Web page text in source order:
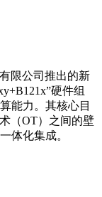
限公司推出的新
硬件组
能力。其核心目
（OT）之间的壁
体化集成。